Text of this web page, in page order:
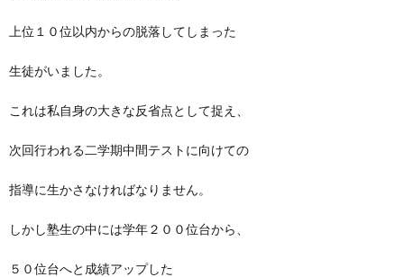
上位１０位以内からの脱落してしまった
生徒がいました。
これは私自身の大きな反省点として捉え、
次回行われる二学期中間テストに向けての
指導に生かさなければなりません。
しかし塾生の中には学年２００位台から、
５０位台へと成績アップした